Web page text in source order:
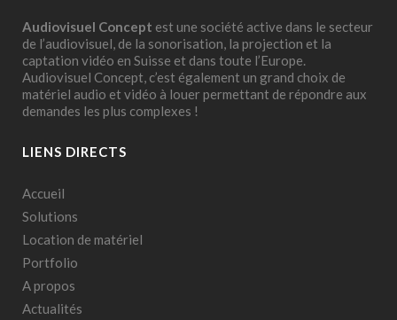
Audiovisuel Concept est une société active dans le secteur
de l’audiovisuel, de la sonorisation, la projection et la
captation vidéo en Suisse et dans toute l’Europe.
Audiovisuel Concept, c’est également un grand choix de
matériel audio et vidéo à louer permettant de répondre aux
demandes les plus complexes !
LIENS DIRECTS
Accueil
Solutions
Location de matériel
Portfolio
A propos
Actualités